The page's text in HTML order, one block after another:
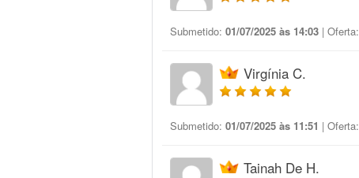
Submetido: 01/07/2025 às 14:03 | Oferta:
Virgínia C.
Submetido: 01/07/2025 às 11:51 | Oferta:
Tainah De H.